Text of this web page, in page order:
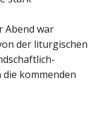
Abend war
der liturgischen
kommenden